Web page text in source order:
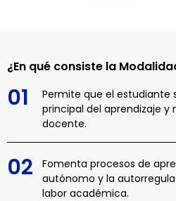
¿En qué consiste la
01
Permite que el estudiante
principal del aprendizaje y
docente.
02
Fomenta procesos de
autónomo y la
labor académica.